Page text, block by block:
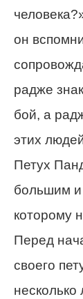
он
радже
бой, а
этих
Петух
большим и
которому
Перед
своего